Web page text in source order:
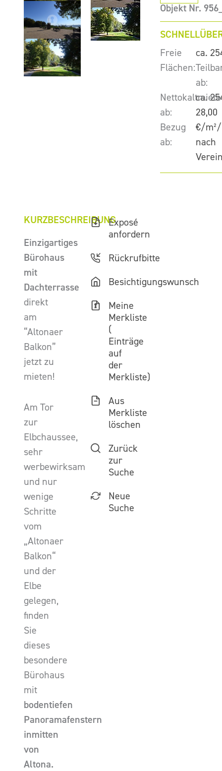
Objekt Nr.
Freie
Flächen:
ca.
ab:
ca.
Nettokaltmiete
ab:
28,00
€/
Bezug
ab:
nach
KURZBESCHREIBUNG
Einzigartiges
Bürohaus
mit
Dachterrasse
direkt
am
“Altonaer
Balkon”
jetzt zu
mieten!
Am Tor
zur
Elbchaussee,
sehr
werbewirksam
und nur
wenige
Schritte
vom
„Altonaer
Balkon“
und der
Elbe
gelegen,
finden
Sie
dieses
besondere
Bürohaus
mit
bodentiefen
Panoramafenstern
inmitten
von
Altona.
Exposé
anfordern
Rückrufbitte
Besichtigungswunsch
Meine
Merkliste
(
Einträge
auf
der
Merkliste)
Aus
Merkliste
löschen
Zurück
zur
Suche
Neue
Suche